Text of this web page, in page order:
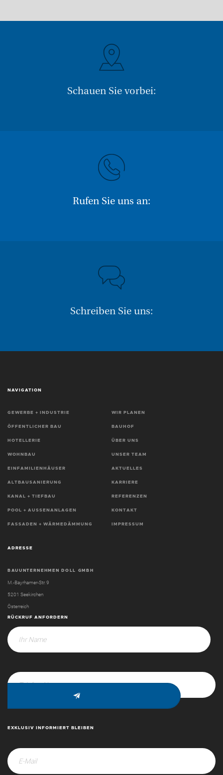
Schauen Sie vorbei:
Rufen Sie uns an:
Schreiben Sie uns:
NAVIGATION
GEWERBE + INDUSTRIE
ÖFFENTLICHER BAU
HOTELLERIE
WOHNBAU
EINFAMILIENHÄUSER
ALTBAUSANIERUNG
KANAL + TIEFBAU
POOL + AUSSENANLAGEN
FASSADEN + WÄRMEDÄMMUNG
WIR PLANEN
BAUHOF
ÜBER UNS
UNSER TEAM
AKTUELLES
KARRIERE
REFERENZEN
KONTAKT
IMPRESSUM
ADRESSE
BAUUNTERNEHMEN DOLL GMBH
M.-Bayrhamer-Str. 9
5201 Seekirchen
Österreich
RÜCKRUF ANFORDERN
EXKLUSIV INFORMIERT BLEIBEN